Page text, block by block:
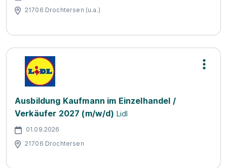
21706 Drochtersen (u.a.)
Ausbildung Kaufmann im Einzelhandel /
Verkäufer 2027 (m/w/d) Lidl
01.09.2026
21706 Drochtersen